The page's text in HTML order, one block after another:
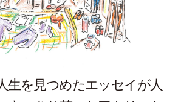
生を見つめたエッセイが人